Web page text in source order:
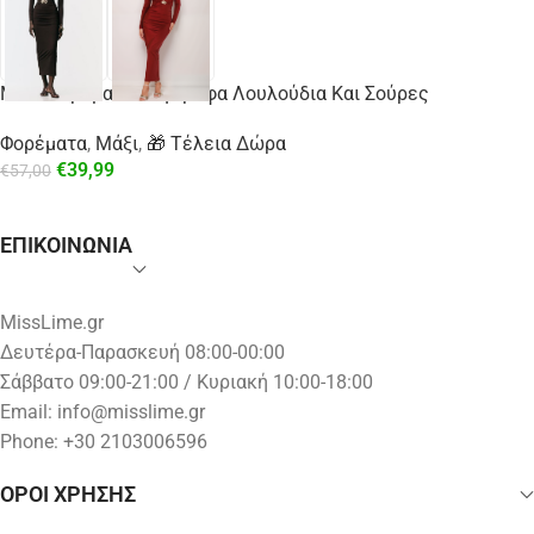
Maxi Φόρεμα Με Αγκράφα Λουλούδια Και Σούρες
Φορέματα, Μάξι, 🎁 Τέλεια Δώρα
€57,00 €39,99
ΕΠΙΚΟΙΝΩΝΙΑ
MissLime.gr
Δευτέρα-Παρασκευή 08:00-00:00
Σάββατο 09:00-21:00 / Κυριακή 10:00-18:00
Email: info@misslime.gr
Phone: +30 2103006596
ΟΡΟΙ ΧΡΗΣΗΣ